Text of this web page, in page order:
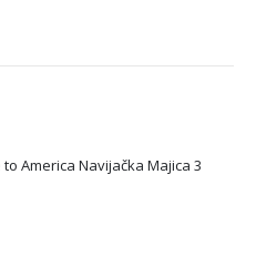
America Navijačka Majica 3